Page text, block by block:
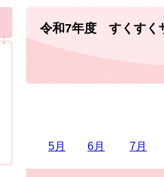
本
令和7年度 すくすく
5月 6月 7月